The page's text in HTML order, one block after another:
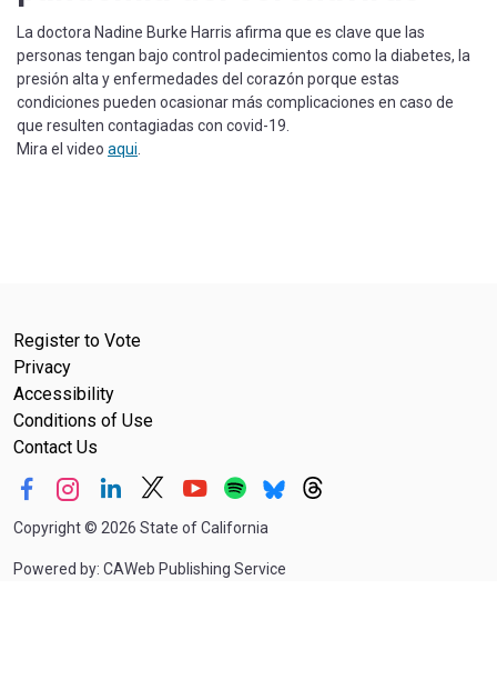
La doctora Nadine Burke Harris afirma que es clave que las
personas tengan bajo control padecimientos como la diabetes, la
presión alta y enfermedades del corazón porque estas
condiciones pueden ocasionar más complicaciones en caso de
que resulten contagiadas con covid-19.
Mira el video aqui
Register to Vote
Privacy
Accessibility
Conditions of Use
Contact Us
Copyright© 2026 State of California
Powered by: CAWeb Publishing Service